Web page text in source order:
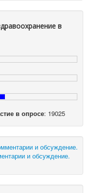
в
в опросе: 19025
и обсуждение.